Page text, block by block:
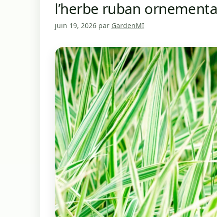
l’herbe ruban
juin 19, 2026 par GardenMI